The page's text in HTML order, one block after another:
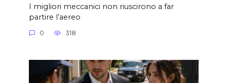
I migliori meccanici non riuscirono a far
partire l’aereo
0 318